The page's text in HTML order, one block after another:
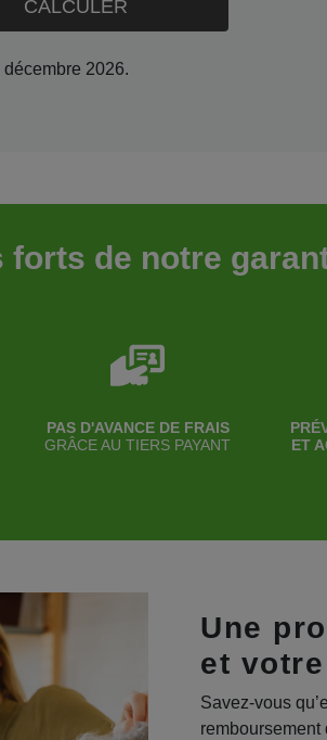
CALCULER
2026.
forts de notre
PAS D'AVANCE DE FRAIS
GRÂCE AU TIERS PAYANT
ET
Une
et
Savez-vous